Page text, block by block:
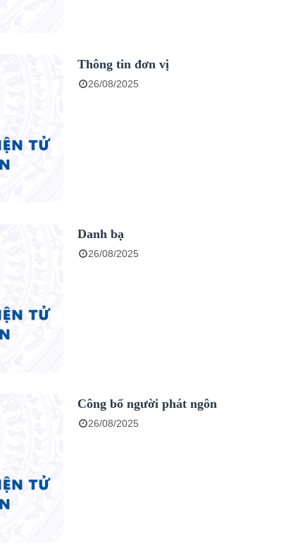
Thông tin đơn vị
26/08/2025
Danh bạ
26/08/2025
Công bố người phát ngôn
26/08/2025